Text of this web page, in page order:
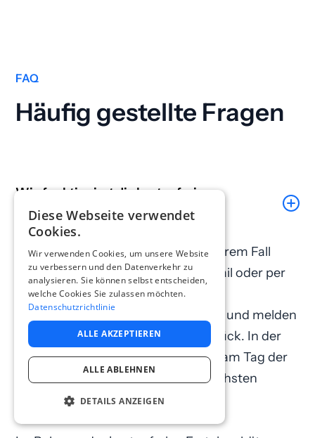
FAQ
Häufig gestellte Fragen
Wie funktioniert die kostenfreie
Ersteinschätzung?
Sie senden uns die Unterlagen zu Ihrem Fall
über das Kontaktformular, per E-Mail oder per
WhatsApp.
Wir prüfen Ihre Anfrage umgehend und melden
uns schnellstmöglich bei Ihnen zurück. In der
Regel erfolgt unsere Antwort noch am Tag der
Anfrage, spätestens jedoch am nächsten
Werktag.
Diese Webseite verwendet
Cookies.
Wir verwenden Cookies, um unsere Website
zu verbessern und den Datenverkehr zu
analysieren. Sie können selbst entscheiden,
welche Cookies Sie zulassen möchten.
Datenschutzrichtlinie
ALLE AKZEPTIEREN
ALLE ABLEHNEN
DETAILS ANZEIGEN